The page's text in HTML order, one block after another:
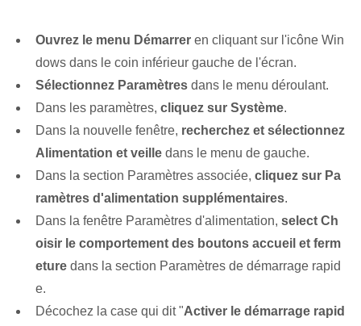
Ouvrez le⁤ menu Démarrer en cliquant sur l'icône Win
dows dans le coin inférieur gauche de l'écran.
Sélectionnez Paramètres dans le⁢ menu déroulant.
Dans les paramètres, cliquez sur Système.
Dans la nouvelle fenêtre, recherchez et sélectionnez
Alimentation et veille dans le menu de gauche.
Dans la section Paramètres associée, cliquez sur Pa
ramètres d'alimentation supplémentaires⁢.
Dans la fenêtre Paramètres d'alimentation, select Ch
oisir ⁢le comportement des ⁤boutons accueil et ferm
eture dans la section Paramètres de démarrage rapid
e.
Décochez la case qui dit "Activer le démarrage rapid